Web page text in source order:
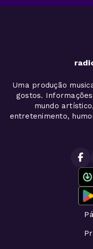
Uma produção
gostos.
mundo
entretenimento,